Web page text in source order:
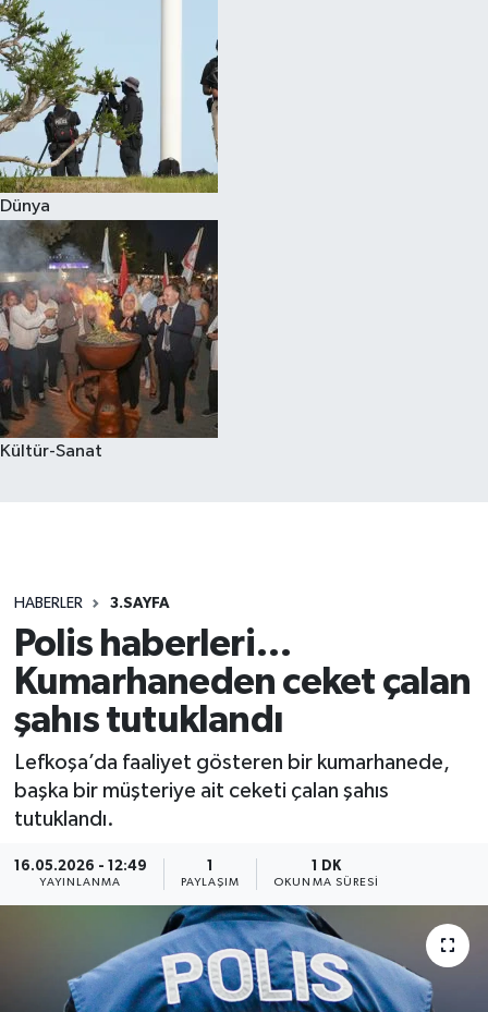
Dünya
Kültür-Sanat
HABERLER 3.SAYFA
Polis haberleri…
Kumarhaneden ceket çalan
şahıs tutuklandı
Lefkoşa’da faaliyet gösteren bir kumarhanede,
başka bir müşteriye ait ceketi çalan şahıs
tutuklandı.
16.05.2026 - 12:49
YAYINLANMA
1
PAYLAŞIM
1 DK
OKUNMA SÜRESI